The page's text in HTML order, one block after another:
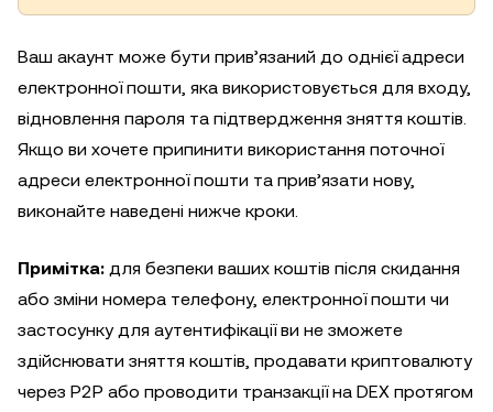
Ваш акаунт може бути прив’язаний до однієї адреси
електронної пошти, яка використовується для входу,
відновлення пароля та підтвердження зняття коштів.
Якщо ви хочете припинити використання поточної
адреси електронної пошти та прив’язати нову,
виконайте наведені нижче кроки.
Примітка: для безпеки ваших коштів після скидання
або зміни номера телефону, електронної пошти чи
застосунку для аутентифікації ви не зможете
здійснювати зняття коштів, продавати криптовалюту
через P2P або проводити транзакції на DEX протягом